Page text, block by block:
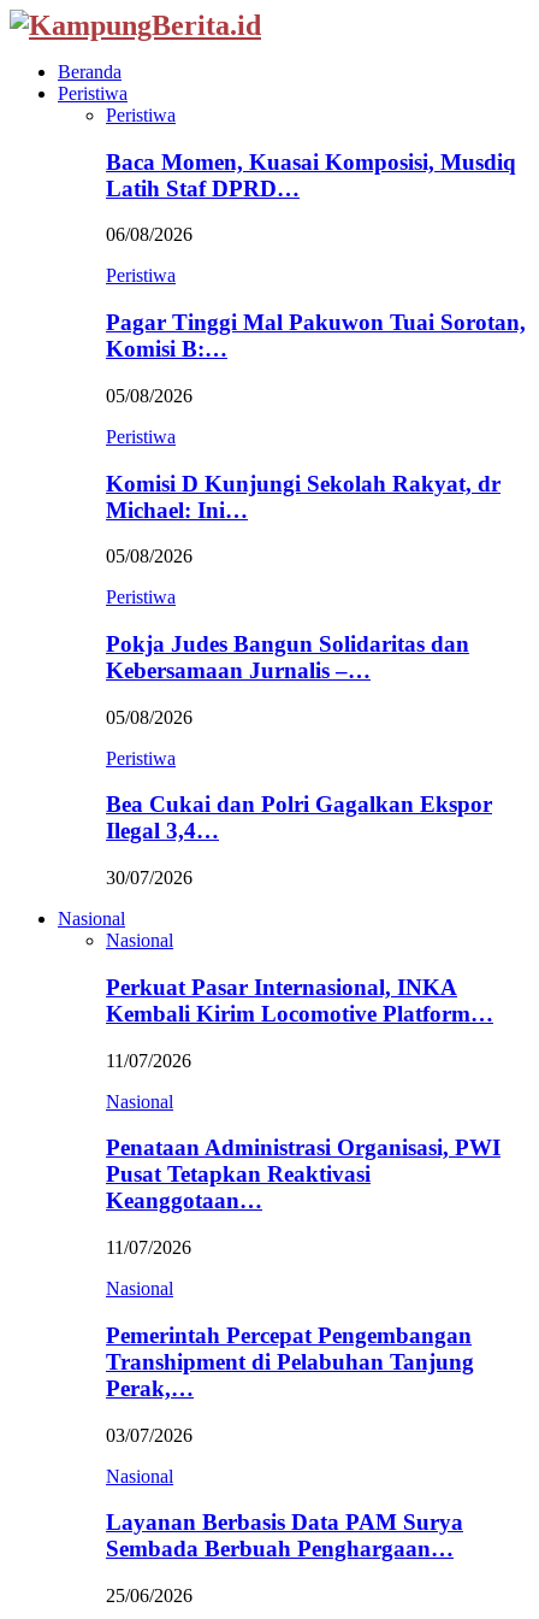
Beranda
Peristiwa
Peristiwa
Baca Momen, Kuasai Komposisi, Musdiq
Latih Staf DPRD…
06/08/2026
Peristiwa
Pagar Tinggi Mal Pakuwon Tuai Sorotan,
Komisi B:…
05/08/2026
Peristiwa
Komisi D Kunjungi Sekolah Rakyat, dr
Michael: Ini…
05/08/2026
Peristiwa
Pokja Judes Bangun Solidaritas dan
Kebersamaan Jurnalis –…
05/08/2026
Peristiwa
Bea Cukai dan Polri Gagalkan Ekspor
Ilegal 3,4…
30/07/2026
Nasional
Nasional
Perkuat Pasar Internasional, INKA
Kembali Kirim Locomotive Platform…
11/07/2026
Nasional
Penataan Administrasi Organisasi, PWI
Pusat Tetapkan Reaktivasi
Keanggotaan…
11/07/2026
Nasional
Pemerintah Percepat Pengembangan
Transhipment di Pelabuhan Tanjung
Perak,…
03/07/2026
Nasional
Layanan Berbasis Data PAM Surya
Sembada Berbuah Penghargaan…
25/06/2026